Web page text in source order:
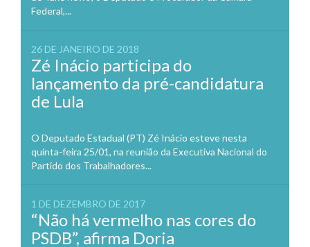
Federal,...
26 DE JANEIRO DE 2018
Zé Inácio participa do
lançamento da pré-candidatura
de Lula
O Deputado Estadual (PT) Zé Inácio esteve nesta
quinta-feira 25/01, na reunião da Executiva Nacional do
Partido dos Trabalhadores...
1 DE DEZEMBRO DE 2017
“Não há vermelho nas cores do
PSDB”, afirma Doria